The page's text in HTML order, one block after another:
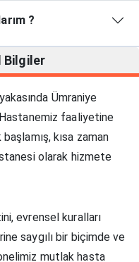
?
Bilgiler
Ümraniye
Hastanemiz faaliyetine
kısa zaman
olarak hizmete
evrensel kuralları
saygılı bir biçimde ve
mutlak hasta